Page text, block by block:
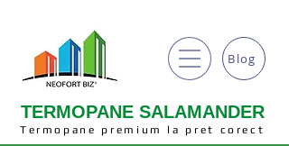
TERMOPANE SALAMANDER
Termopane premium la pret corect
Blog